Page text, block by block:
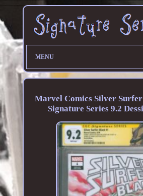
MENU
Marvel Comics Silver
Signature Series 9.2